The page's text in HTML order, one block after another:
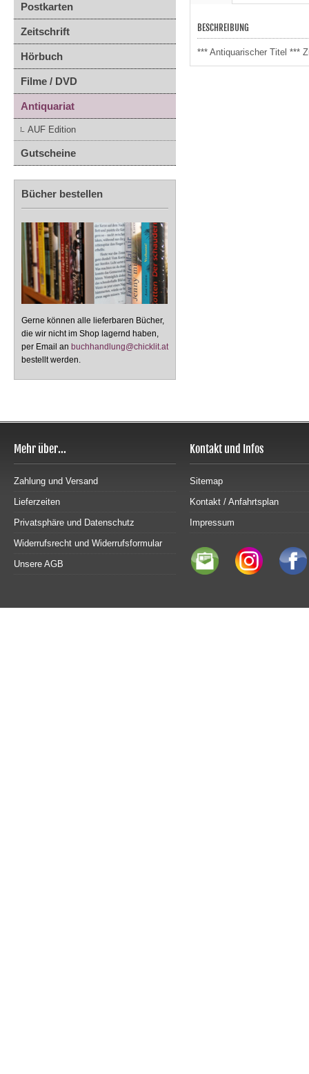
Postkarten
Zeitschrift
Hörbuch
Filme / DVD
Antiquariat
AUF Edition
Gutscheine
Bücher bestellen
Gerne können alle lieferbaren Bücher,
die wir nicht im Shop lagernd haben,
per Email an buchhandlung@chicklit.at
bestellt werden.
BESCHREIBUNG
*** Antiquarischer Titel ***
Mehr über...
Zahlung und Versand
Lieferzeiten
Privatsphäre und Datenschutz
Widerrufsrecht und Widerrufsformular
Unsere AGB
Kontakt und Infos
Sitemap
Kontakt / Anfahrtsplan
Impressum